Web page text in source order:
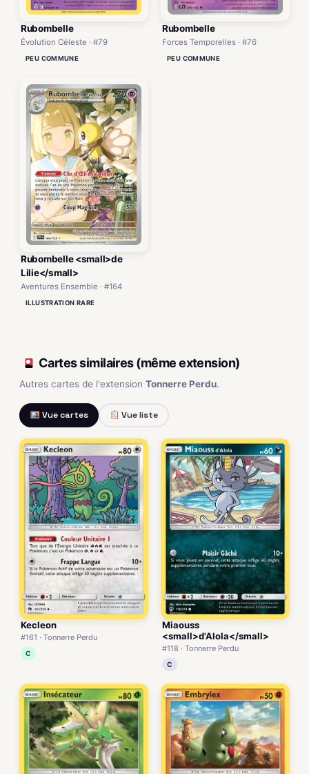
Rubombelle
Évolution Céleste · #79
PEU COMMUNE
Rubombelle
Forces Temporelles · #76
PEU COMMUNE
Rubombelle <small>de
Lilie</small>
Aventures Ensemble · #164
ILLUSTRATION RARE
Cartes similaires (même extension)
Autres cartes de l'extension Tonnerre Perdu.
Vue cartes Vue liste
Kecleon
#161 · Tonnerre Perdu
C
Miaouss
<small>d'Alola</small>
#118 · Tonnerre Perdu
C